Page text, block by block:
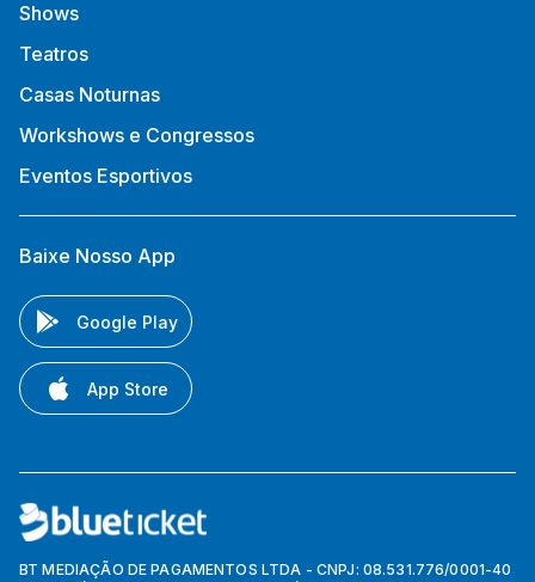
Shows
Teatros
Casas Noturnas
Workshows e Congressos
Eventos Esportivos
Baixe Nosso App
Google Play
App Store
BT MEDIAÇÃO DE PAGAMENTOS LTDA - CNPJ: 08.531.776/0001-40